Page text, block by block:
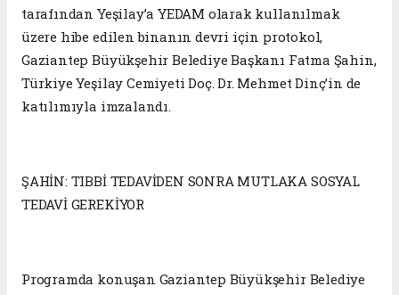
tarafından Yeşilay’a YEDAM olarak kullanılmak
üzere hibe edilen binanın devri için protokol,
Gaziantep Büyükşehir Belediye Başkanı Fatma Şahin,
Türkiye Yeşilay Cemiyeti Doç. Dr. Mehmet Dinç’in de
katılımıyla imzalandı.
ŞAHİN: TIBBİ TEDAVİDEN SONRA MUTLAKA SOSYAL
TEDAVİ GEREKİYOR
Programda konuşan Gaziantep Büyükşehir Belediye